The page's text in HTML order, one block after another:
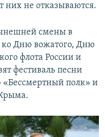
них не отказываются.
смены в
ко Дню вожатого, Дню
флота России и
фестиваль песни
«Бессмертный полк» и